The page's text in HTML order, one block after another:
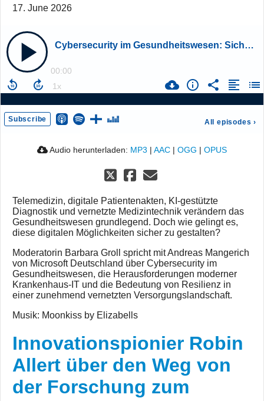
17. June 2026
Cybersecurity im Gesundheitswesen: Sicherheit für die Medizin von morgen
00:00
Subscribe All episodes ›
Audio herunterladen: MP3 | AAC | OGG | OPUS
Telemedizin, digitale Patientenakten, KI-gestützte
Diagnostik und vernetzte Medizintechnik verändern das
Gesundheitswesen grundlegend. Doch wie gelingt es,
diese digitalen Möglichkeiten sicher zu gestalten?
Moderatorin Barbara Groll spricht mit Andreas Mangerich
von Microsoft Deutschland über Cybersecurity im
Gesundheitswesen, die Herausforderungen moderner
Krankenhaus-IT und die Bedeutung von Resilienz in
einer zunehmend vernetzten Versorgungslandschaft.
Musik: Moonkiss by Elizabells
Innovationspionier Robin
Allert über den Weg von
der Forschung zum